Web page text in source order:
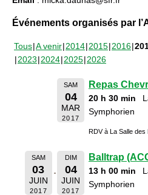
Événements organisés par
Tous A venir 2014 2015 2016
2023 2024 2025 2026
SAM
04
MAR
2017
Repas
20 h 30 min
Symphorien
RDV à La Salle des
SAM
03
JUIN
2017
DIM
04
JUIN
2017
Balltrap
13 h 00 min
Symphorien